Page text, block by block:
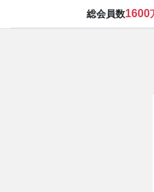
総会員数1600